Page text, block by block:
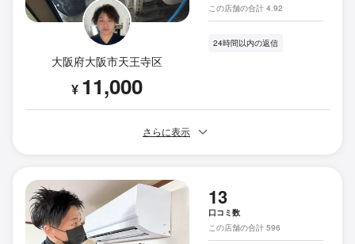
大阪府大阪市天王寺区
¥ 11,000
この店舗の合計 4.92
24時間以内の返信
さらに表示
13
口コミ数
この店舗の合計 596